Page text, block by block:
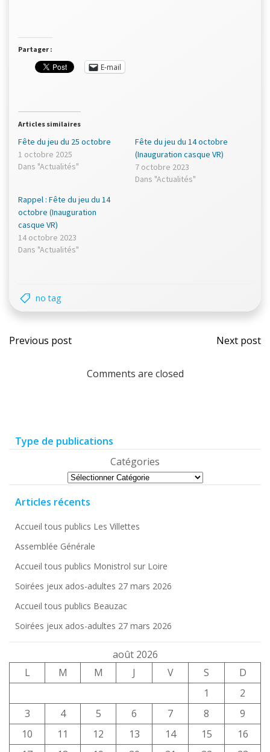
Partager :
E-mail
Articles similaires
Fête du jeu du 25 octobre
1 octobre 2025
Dans "Actualités"
Fête du jeu du 14 octobre
(Inauguration casque VR)
7 octobre 2023
Dans "Actualités"
Rappel : Fête du jeu du 14
octobre (Inauguration
casque VR)
14 octobre 2023
Dans "Actualités"
no tag
Previous post Next post
Comments are closed
Type de publications
Catégories
Articles récents
Accueil tous publics Les Villettes
Assemblée Générale
Accueil tous publics Monistrol sur Loire
Soirées jeux ados-adultes 27 mars 2026
Accueil tous publics Beauzac
Soirées jeux ados-adultes 27 mars 2026
août 2026
L
M M J V S
D
1
2
3
4 5 6 7 8
9
10
11 12 13 14 15
16